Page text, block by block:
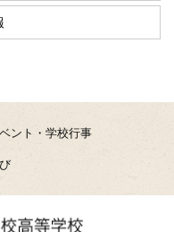
ント・学校行事